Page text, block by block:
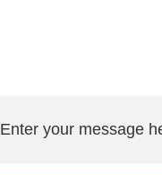
Enter your message